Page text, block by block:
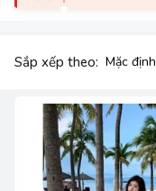
Sắp xếp theo: